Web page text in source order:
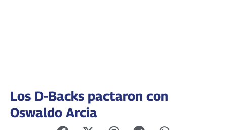
Los D-Backs pactaron con
Oswaldo Arcia